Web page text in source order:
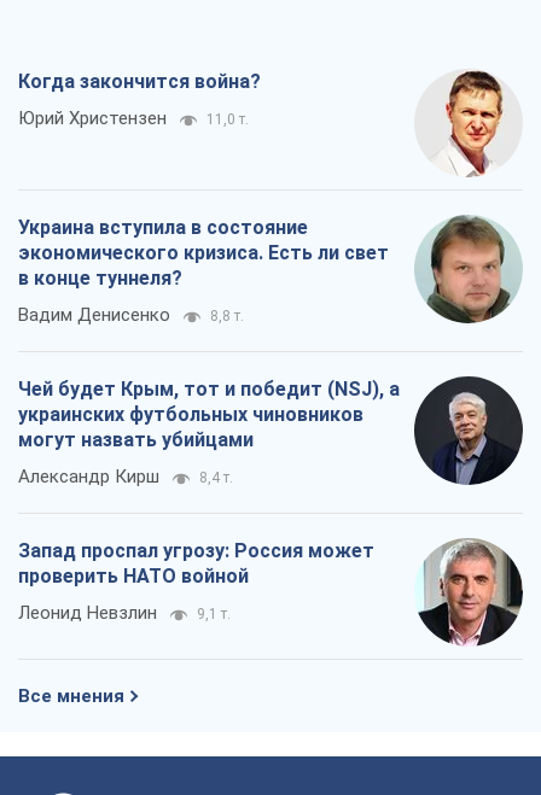
Когда закончится война?
Юрий Христензен 11,0 т.
Украина вступила в состояние
экономического кризиса. Есть ли свет
в конце туннеля?
Вадим Денисенко 8,8 т.
Чей будет Крым, тот и победит (NSJ), а
украинских футбольных чиновников
могут назвать убийцами
Александр Кирш 8,4 т.
Запад проспал угрозу: Россия может
проверить НАТО войной
Леонид Невзлин 9,1 т.
Все мнения